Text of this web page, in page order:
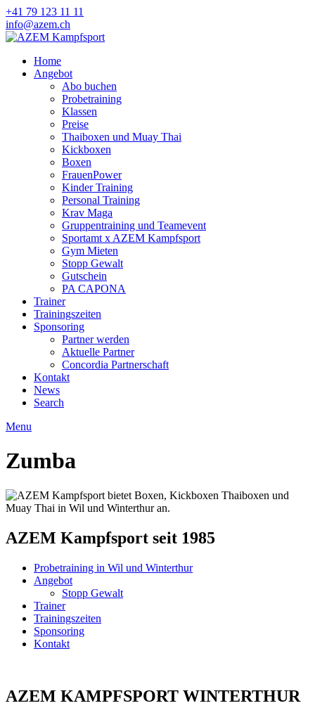
+41 79 123 11 11
info@azem.ch
Home
Angebot
Abo buchen
Probetraining
Klassen
Preise
Thaiboxen und Muay Thai
Kickboxen
Boxen
FrauenPower
Kinder Training
Personal Training
Krav Maga
Gruppentraining und Teamevent
Sportamt x AZEM Kampfsport
Gym Mieten
Stopp Gewalt
Gutschein
PA CAPONA
Trainer
Trainingszeiten
Sponsoring
Partner werden
Aktuelle Partner
Concordia Partnerschaft
Kontakt
News
Search
Menu
Zumba
AZEM Kampfsport seit 1985
Probetraining in Wil und Winterthur
Angebot
Stopp Gewalt
Trainer
Trainingszeiten
Sponsoring
Kontakt
AZEM KAMPFSPORT WINTERTHUR